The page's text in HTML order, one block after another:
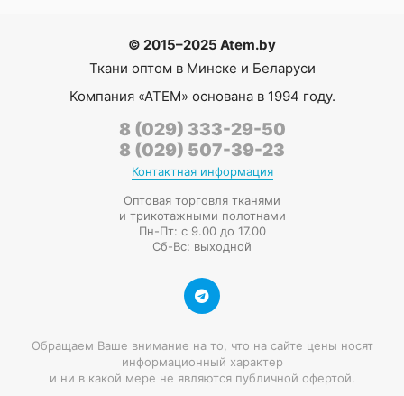
© 2015–2025 Atem.by
Ткани оптом в Минске и Беларуси
Компания «АТЕМ» основана в 1994 году.
8 (029) 333-29-50
8 (029) 507-39-23
Контактная информация
Оптовая торговля тканями
и трикотажными полотнами
Пн-Пт: с 9.00 до 17.00
Сб-Вс: выходной
Обращаем Ваше внимание на то, что на сайте цены носят
информационный характер
и ни в какой мере не являются публичной офертой.